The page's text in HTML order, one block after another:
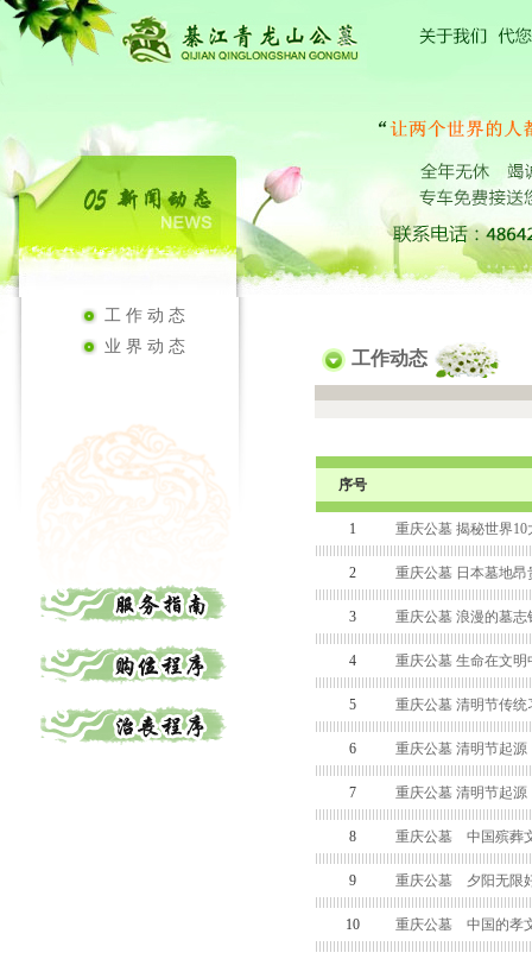
工作动态
业界动态
工作动态
序号
1 重庆公墓 揭秘世界10
2 重庆公墓 日本墓地
3 重庆公墓 浪漫的墓志
4 重庆公墓 生命在文明
5 重庆公墓 清明节传统
6 重庆公墓 清明节起源
7 重庆公墓 清明节起源
8 重庆公墓 中国殡葬
9 重庆公墓 夕阳无限
10 重庆公墓 中国的孝